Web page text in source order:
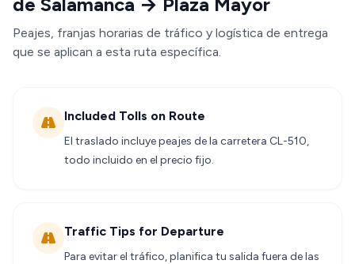
Peajes, franjas horarias de tráfico y logística de entrega
que se aplican a esta ruta específica.
Included Tolls on Route
El traslado incluye peajes de la carretera CL-510,
todo incluido en el precio fijo.
Traffic Tips for Departure
Para evitar el tráfico, planifica tu salida fuera de las